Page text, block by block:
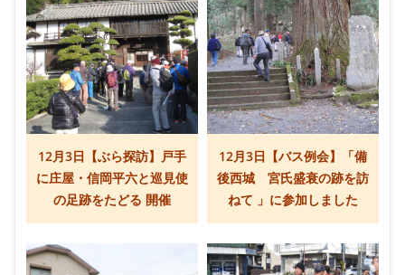
12月3日【ぶら探訪】戸手
に庄屋・信岡平六と巡見使
の足跡をたどる 開催
12月3日【バス例会】「備
後西城 宮氏盛衰の跡を訪
ねて 」に参加しました